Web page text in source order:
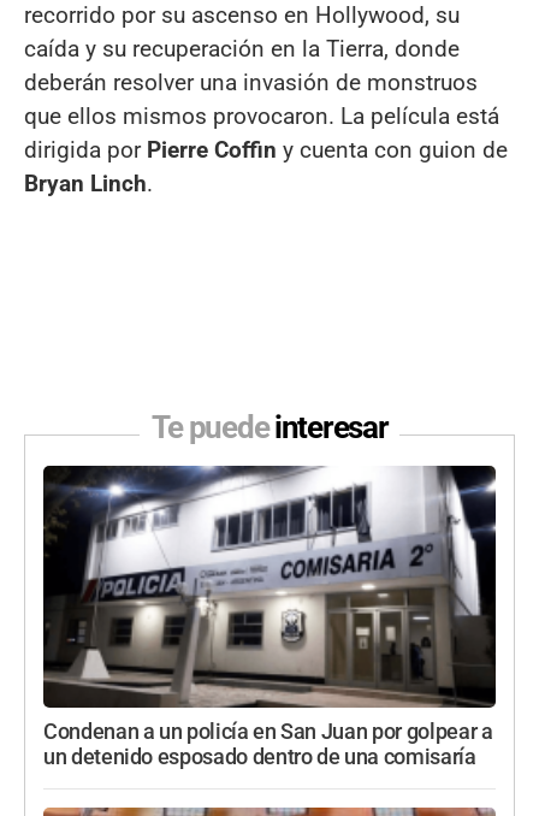
recorrido por su ascenso en Hollywood, su
caída y su recuperación en la Tierra, donde
deberán resolver una invasión de monstruos
que ellos mismos provocaron. La película está
dirigida por Pierre Coffin y cuenta con guion de
Bryan Linch.
Te puedeinteresar
Condenan a un policía en San Juan por golpear a
un detenido esposado dentro de una comisaría